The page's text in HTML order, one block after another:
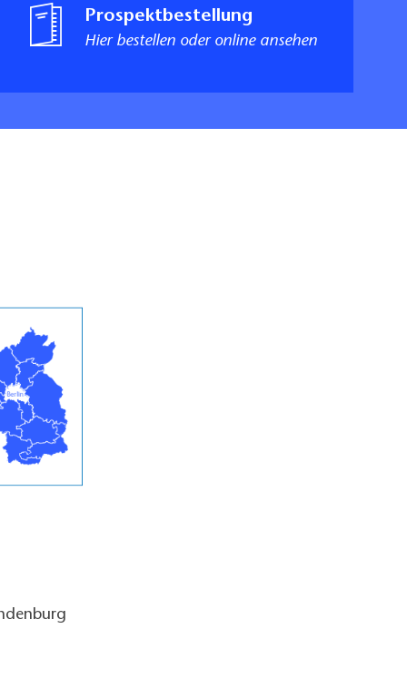
Prospektbestellung
Hier bestellen oder online ansehen